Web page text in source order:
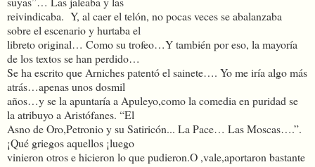
reivindicaba. Y, al caer el telón, no pocas veces se abalanzaba
sobre el escenario y hurtaba el
libreto original… Como su trofeo…Y también por eso, la mayoría
de los textos se han perdido…
Se ha escrito que Arniches patentó el sainete…. Yo me iría algo más
atrás…apenas unos dosmil
años…y se la apuntaría a Apuleyo,como la comedia en puridad se
la atribuyo a Aristófanes. “El
Asno de Oro,Petronio y su Satiricón... La Pace… Las Moscas….”.
¡Qué griegos aquellos ¡luego
vinieron otros e hicieron lo que pudieron.O ,vale,aportaron bastante